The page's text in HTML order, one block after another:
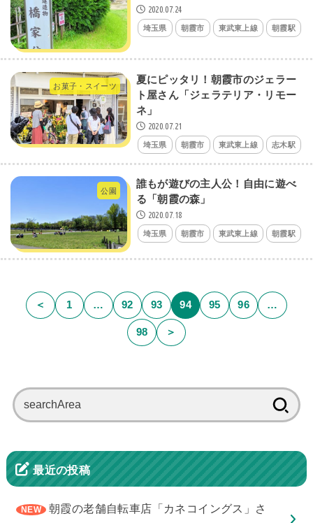
2020.07.24
埼玉県 朝霞市 東武東上線 朝霞駅
お菓子・スイーツ
夏にピッタリ！朝霞市のジェラー
ト屋さん「ジェラテリア・リモー
ネ」
2020.07.21
埼玉県 朝霞市 東武東上線 志木駅
公園
誰もが遊びの主人公！自由に遊べ
る「朝霞の森」
2020.07.18
埼玉県 朝霞市 東武東上線 朝霞駅
＜ 1 … 92 93 94 95 96 …
98 ＞
索:
最近の投稿
朝霞の老舗自転車店「カネコイングス」さ